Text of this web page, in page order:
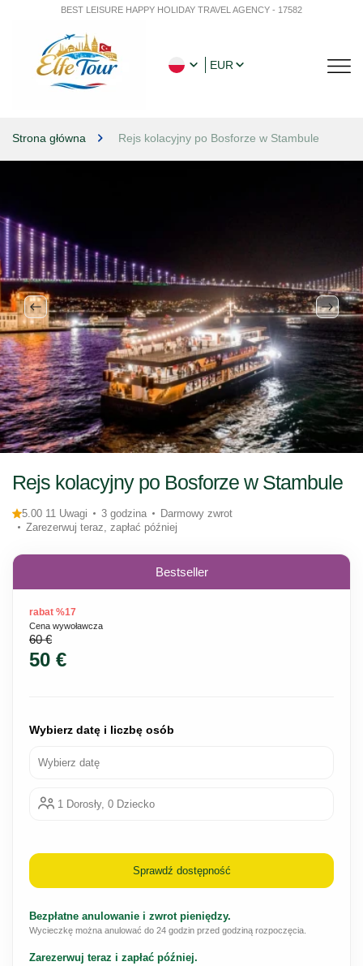
BEST LEISURE HAPPY HOLIDAY TRAVEL AGENCY - 17582
EUR
Strona główna Rejs kolacyjny po Bosforze w Stambule
Rejs kolacyjny po Bosforze w Stambule
5.00 11 Uwagi 3 godzina
Darmowy zwrot
Zarezerwuj teraz, zapłać później
Bestseller
rabat %17
Cena wywoławcza
60 €
50 €
Wybierz datę i liczbę osób
Wybierz datę
1 Dorosły, 0 Dziecko
Sprawdź dostępność
Bezpłatne anulowanie i zwrot pieniędzy.
Wycieczkę można anulować do 24 godzin przed godziną rozpoczęcia.
Zarezerwuj teraz i zapłać później.